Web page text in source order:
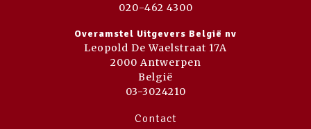
020-462 4300
Overamstel Uitgevers België nv
Leopold De Waelstraat 17A
2000 Antwerpen
België
03-3024210
Contact